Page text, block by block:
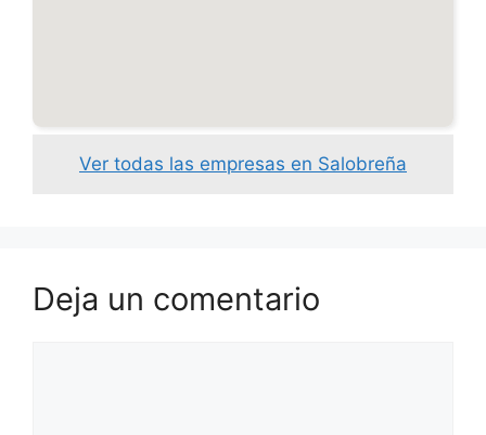
Ver todas las empresas en Salobreña
Deja un comentario